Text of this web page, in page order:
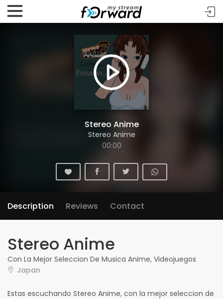
Stereo Anime
Stereo Anime
00:00
Description Reviews Contact
Stereo Anime
Con La Mejor Seleccion De Musica Anime, Videojuegos
Japan
Estas escuchando Stereo Anime, con la mejor seleccion de